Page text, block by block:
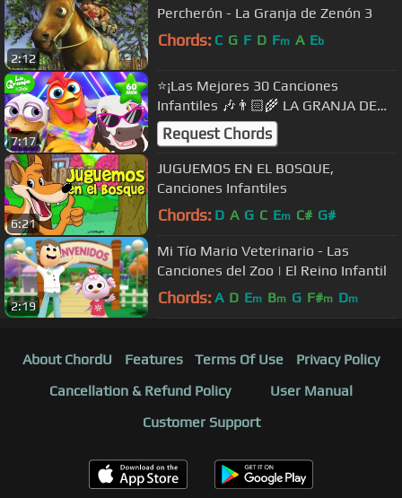
2:12
Percherón - La Granja de Zenón 3
Chords: C G F D Fm A Eb
7:17
⭐️¡Las Mejores 30 Canciones
Infantiles 🎶👨🏻‍🌾 LA GRANJA DE
ZENÓN 👨🏻‍🌾 MIX 🌈 PARA NIÑOS
Request Chords
6:21
JUGUEMOS EN EL BOSQUE,
Canciones Infantiles
Chords: D A G C Em C# G#
2:19
Mi Tío Mario Veterinario - Las
Canciones del Zoo | El Reino Infantil
Chords: A D Em Bm G F#m Dm
About ChordU Features Terms Of Use
Privacy Policy
Cancellation & Refund Policy
User Manual
Customer Support